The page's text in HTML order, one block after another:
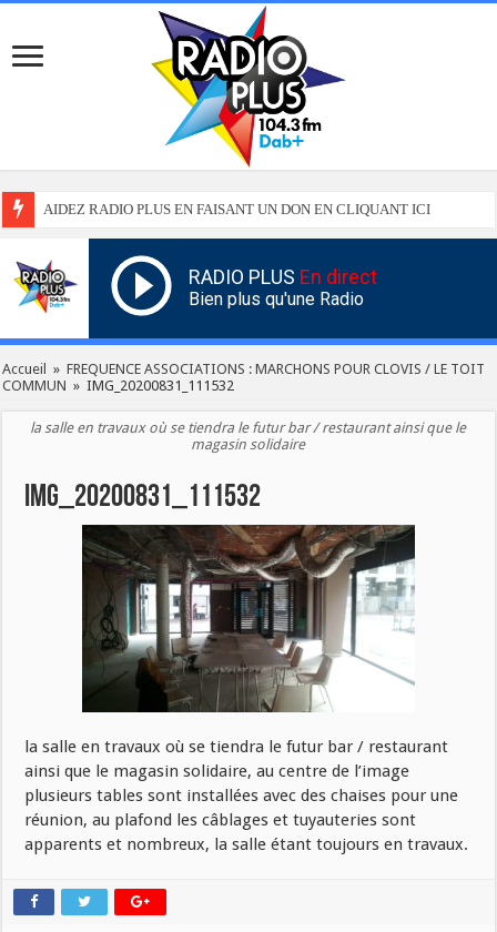
AIDEZ RADIO PLUS EN FAISANT UN DON EN CLIQUANT ICI
RADIO PLUS En direct
Bien plus qu'une Radio
Accueil » FREQUENCE ASSOCIATIONS : MARCHONS POUR CLOVIS / LE TOIT
COMMUN » IMG_20200831_111532
la salle en travaux où se tiendra le futur bar / restaurant ainsi que le
magasin solidaire
IMG_20200831_111532
la salle en travaux où se tiendra le futur bar / restaurant
ainsi que le magasin solidaire, au centre de l’image
plusieurs tables sont installées avec des chaises pour une
réunion, au plafond les câblages et tuyauteries sont
apparents et nombreux, la salle étant toujours en travaux.